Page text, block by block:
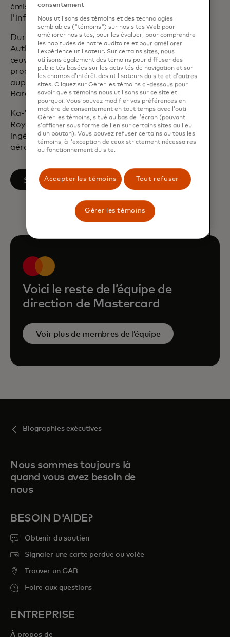
émissions de nouvelle génération basée sur
l'informatique dématérialisée.
Durant son mandat à la Financial Conduct
Authority du Royaume-Uni, il a dirigé la mise en
œuvre de changements fondamentaux dans les
procédures de prestation du régulateur. Il a
auparavant occupé des postes de direction chez
Barclays Bank et Accenture.
Ka-Wai est diplômée de l'université de Bristol, au
Royaume-Uni, où elle a obtenu une licence en
ingénierie, avec une spécialisation en ingénierie
aérospatiale.
Suivez-le sur LinkedIn
s’ouvre dans un nouvel onglet
Voici le reste de l’équipe de
direction de Mastercard
Voir plus de membres de l’équipe
Biographies exécutives
Nous sommes toujours là
quand vous avez besoin de
nous
BESOIN D'AIDE?
Obtenir du soutien
Signaler une carte perdue ou volée
Trouver un GAB
Foire aux questions
ENTREPRISE
À propos de
consentement
Nous utilisons des témoins et des technologies
semblables ("témoins") sur nos sites Web pour
améliorer nos sites, pour les évaluer, pour comprendre
les habitudes de notre auditoire et pour améliorer
l’expérience utilisateur. Sur certains sites, nous
utilisons également des témoins pour diffuser des
publicités basées sur les activités de navigation et sur
les champs d’intérêt des utilisateurs du site et d’autres
sites. Cliquez sur Gérer les témoins ci-dessous pour
savoir quels témoins nous utilisons sur ce site et
pourquoi. Vous pouvez modifier vos préférences en
matière de consentement en tout temps avec l’outil
Gérer les témoins, situé au bas de l’écran (pouvant
s’afficher sous forme de lien sur certains sites au lieu
d’un bouton). Vous pouvez refuser certains ou tous les
témoins, à l’exception de ceux strictement nécessaires
au fonctionnement du site.
Accepter les témoins Tout refuser
Gérer les témoins